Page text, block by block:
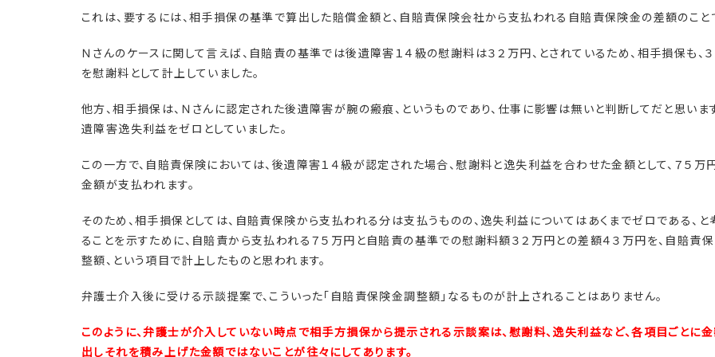
これは、要するには、相手損保の基準で算出した賠償金額と、自賠責保険会社から支払われる自賠責保険金の差額のこと
Ｎさんのケースに関して言えば、自賠責の基準では後遺障害１４級の慰謝料は３２万円、とされているため、相手損保も、
を慰謝料として計上していました。
他方、相手損保は、Ｎさんに認定された後遺障害が腕の瘢痕、というものであり、仕事に影響は無いと判断してだと思いま
遺障害逸失利益をゼロとしていました。
この一方で、自賠責保険においては、後遺障害１４級が認定された場合、慰謝料と逸失利益を合わせた金額として、７５万
金額が支払われます。
そのため、相手損保としては、自賠責保険から支払われる分は支払うものの、逸失利益についてはあくまでゼロである、と
ることを示すために、自賠責から支払われる７５万円と自賠責の基準での慰謝料額３２万円との差額４３万円を、自賠責
整額、という項目で計上したものと思われます。
弁護士介入後に受ける示談提案で、こういった「自賠責保険金調整額」なるものが計上されることはありません。
このように、弁護士が介入していない時点で相手方損保から提示される示談案は、慰謝料、逸失利益など、各項目ごとに
出しそれを積み上げた金額ではないことが往々にしてあります。